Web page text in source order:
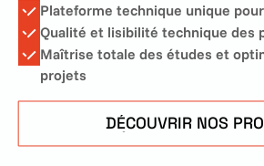
Plateforme technique unique
Qualité et lisibilité technique des
Maîtrise totale des études et
projets
DÉCOUVRIR NOS
DÉCOUVRIR NOS